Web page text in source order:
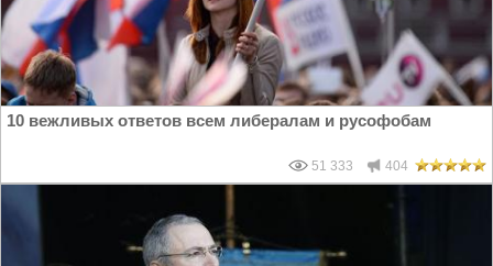
10 вежливых ответов всем либералам и русофобам
51 333 404